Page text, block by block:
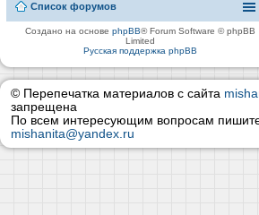
Список форумов
Создано на основеphpBB® Forum Software © phpBB
Limited
Русская поддержка phpBB
© Перепечатка материалов с сайта
запрещена
По всем интересующим вопросам
mishanita@yandex.ru